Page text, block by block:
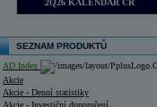
2Q26 KALENDÁŘ ČR
SEZNAM PRODUKTŮ
AD Index
Akcie
Akcie - Denní statistiky
Akcie - Investiční doporučení